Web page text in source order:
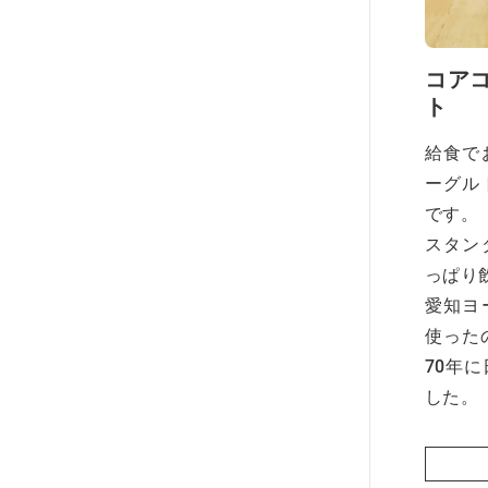
コア
ト
給食で
ーグル
です。
スタン
っぱり
愛知ヨ
使った
70年に
した。